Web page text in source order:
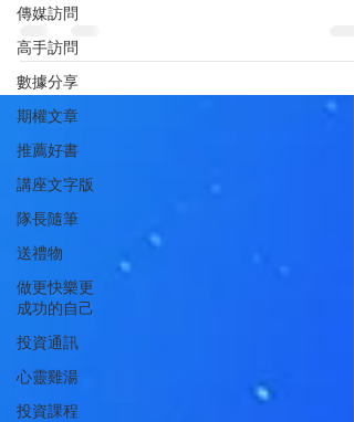
傳媒訪問
高手訪問
數據分享
期權文章
推薦好書
講座文字版
隊長隨筆
送禮物
做更快樂更
成功的自己
投資通訊
心靈雞湯
投資課程
了命做不必要的事情。 如果說賺越多就越辛苦，
那比別人多賺十倍的人，就多辛苦十倍嗎？多
一百倍的人並不代表他多努力一百倍，只是因
微差，微...